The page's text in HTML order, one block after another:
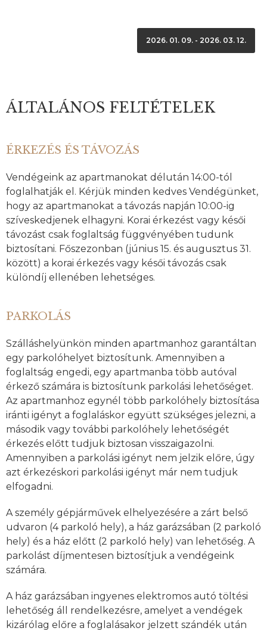
2026. 01. 09. - 2026. 03. 12.
ÁLTALÁNOS FELTÉTELEK
ÉRKEZÉS ÉS TÁVOZÁS
Vendégeink az apartmanokat délután 14:00-tól
foglalhatják el. Kérjük minden kedves Vendégünket,
hogy az apartmanokat a távozás napján 10:00-ig
szíveskedjenek elhagyni. Korai érkezést vagy késői
távozást csak foglaltság függvényében tudunk
biztosítani. Főszezonban (június 15. és augusztus 31.
között) a korai érkezés vagy késői távozás csak
különdíj ellenében lehetséges.
PARKOLÁS
Szálláshelyünkön minden apartmanhoz garantáltan
egy parkolóhelyet biztosítunk. Amennyiben a
foglaltság engedi, egy apartmanba több autóval
érkező számára is biztosítunk parkolási lehetőséget.
Az apartmanhoz egynél több parkolóhely biztosítása
iránti igényt a foglaláskor együtt szükséges jelezni, a
második vagy további parkolóhely lehetőségét
érkezés előtt tudjuk biztosan visszaigazolni.
Amennyiben a parkolási igényt nem jelzik előre, úgy
azt érkezéskori parkolási igényt már nem tudjuk
elfogadni.
A személy gépjárművek elhelyezésére a zárt belső
udvaron (4 parkoló hely), a ház garázsában (2 parkoló
hely) és a ház előtt (2 parkoló hely) van lehetőség. A
parkolást díjmentesen biztosítjuk a vendégeink
számára.
A ház garázsában ingyenes elektromos autó töltési
lehetőség áll rendelkezésre, amelyet a vendégek
kizárólag előre a foglalásakor jelzett szándék után